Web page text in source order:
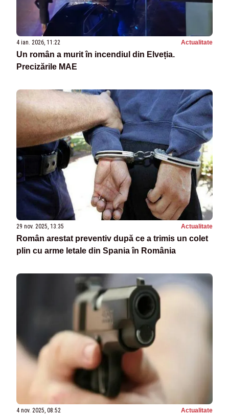
4 ian. 2026, 11:22 Actualitate
Un român a murit în incendiul din Elveția.
Precizările MAE
29 nov. 2025, 13:35 Actualitate
Român arestat preventiv după ce a trimis un colet
plin cu arme letale din Spania în România
4 nov. 2025, 08:52 Actualitate